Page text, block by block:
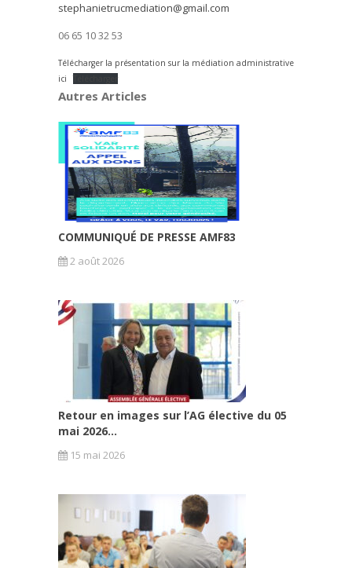
stephanietrucmediation@gmail.com
06 65 10 32 53
Télécharger la présentation sur la médiation administrative
ici
Télécharger
Autres Articles
COMMUNIQUÉ DE PRESSE AMF83
2 août 2026
Retour en images sur l’AG élective du 05
mai 2026...
15 mai 2026